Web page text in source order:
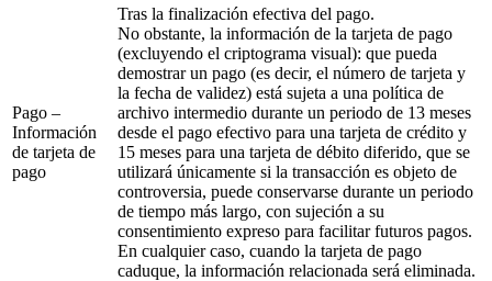
Pago –
Información
de tarjeta de
pago
Tras la finalización efectiva del pago.
No obstante, la información de la tarjeta de pago
(excluyendo el criptograma visual): que pueda
demostrar un pago (es decir, el número de tarjeta y
la fecha de validez) está sujeta a una política de
archivo intermedio durante un periodo de 13 meses
desde el pago efectivo para una tarjeta de crédito y
15 meses para una tarjeta de débito diferido, que se
utilizará únicamente si la transacción es objeto de
controversia, puede conservarse durante un periodo
de tiempo más largo, con sujeción a su
consentimiento expreso para facilitar futuros pagos.
En cualquier caso, cuando la tarjeta de pago
caduque, la información relacionada será eliminada.